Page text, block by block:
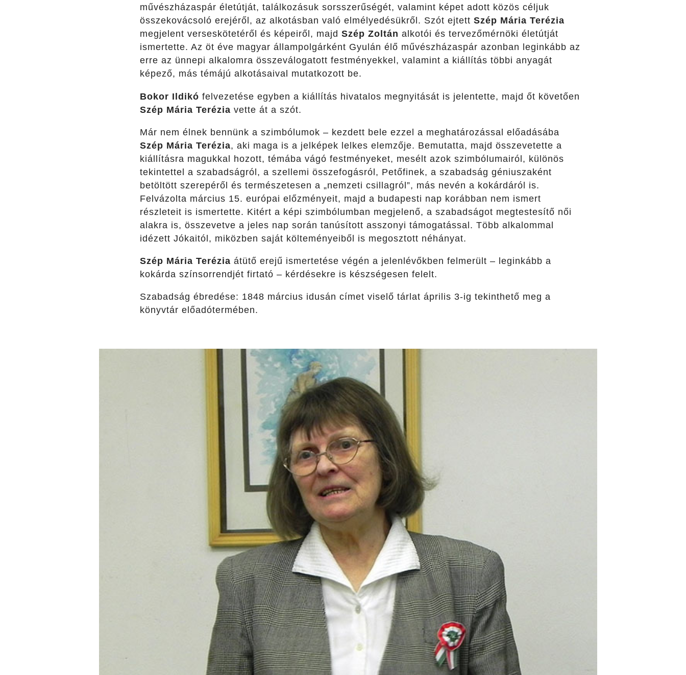
művészházaspár életútját, találkozásuk sorsszerűségét, valamint képet adott közös céljuk
összekovácsoló erejéről, az alkotásban való elmélyedésükről. Szót ejtett Szép Mária Terézia
megjelent verseskötetéről és képeiről, majd Szép Zoltán alkotói és tervezőmérnöki életútját
ismertette. Az öt éve magyar állampolgárként Gyulán élő művészházaspár azonban leginkább az
erre az ünnepi alkalomra összeválogatott festményekkel, valamint a kiállítás többi anyagát
képező, más témájú alkotásaival mutatkozott be.
Bokor Ildikó felvezetése egyben a kiállítás hivatalos megnyitását is jelentette, majd őt követően
Szép Mária Terézia vette át a szót.
Már nem élnek bennünk a szimbólumok – kezdett bele ezzel a meghatározással előadásába
Szép Mária Terézia, aki maga is a jelképek lelkes elemzője. Bemutatta, majd összevetette a
kiállításra magukkal hozott, témába vágó festményeket, mesélt azok szimbólumairól, különös
tekintettel a szabadságról, a szellemi összefogásról, Petőfinek, a szabadság géniuszaként
betöltött szerepéről és természetesen a „nemzeti csillagról”, más nevén a kokárdáról is.
Felvázolta március 15. európai előzményeit, majd a budapesti nap korábban nem ismert
részleteit is ismertette. Kitért a képi szimbólumban megjelenő, a szabadságot megtestesítő női
alakra is, összevetve a jeles nap során tanúsított asszonyi támogatással. Több alkalommal
idézett Jókaitól, miközben saját költeményeiből is megosztott néhányat.
Szép Mária Terézia átütő erejű ismertetése végén a jelenlévőkben felmerült – leginkább a
kokárda színsorrendjét firtató – kérdésekre is készségesen felelt.
Szabadság ébredése: 1848 március idusán címet viselő tárlat április 3-ig tekinthető meg a
könyvtár előadótermében.